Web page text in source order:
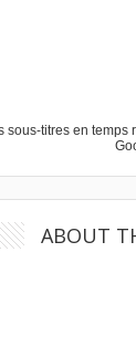
sous-titres en temps
ABOUT